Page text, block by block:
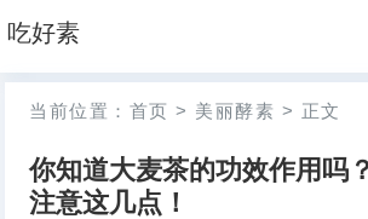
吃好素
网
站
月
当前位置： 首页 > 美丽酵素 > 正文
你知道大麦茶的功效作用吗
注意这几点！